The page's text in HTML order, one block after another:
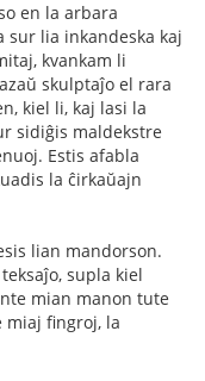
en la arbara
sur lia inkandeska kaj
kvankam li
skulptaĵo el rara
kiel li, kaj lasi la
sidiĝis maldekstre
Estis afabla
la ĉirkaŭajn
lian mandorson.
supla kiel
mian manon tute
fingroj, la